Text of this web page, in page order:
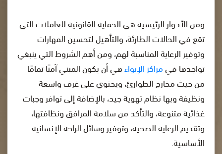
ومن الأدوار الرئيسية هي الحماية القانونية للعاملات التي
تقع في الحالات الطارئة، والتأهيل لتحسين المهارات
وتوفير الرعاية المناسبة لهم، ومن أهم الشروط التي ينبغي
تواجدها فيمراكز الإيواءهي أن يكون المبني آمنًا تمامًا
من حيث مخارج الطوارئ، ويحتوي على غرف واسعة
ونظيفة وبها نظام تهوية جيد، بالإضافة إلى توافر وجبات
غذائية متنوعة، والتأكد من سلامة المرافق ونظافتها،
وتقديم الرعاية الصحية، وتوفير وسائل الراحة الإنسانية
الأساسية.